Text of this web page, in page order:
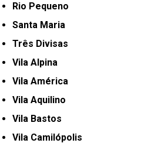
Rio Pequeno
Santa Maria
Três Divisas
Vila Alpina
Vila América
Vila Aquilino
Vila Bastos
Vila Camilópolis